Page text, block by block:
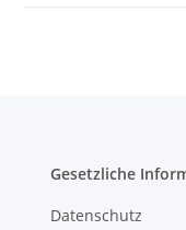
Gesetzliche
Datenschutz